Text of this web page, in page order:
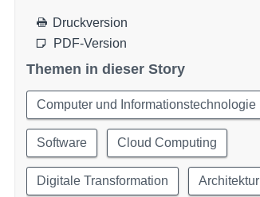
Druckversion
PDF-Version
Themen in dieser Story
Computer und Informationstechnologie
Software Cloud Computing
Digitale Transformation Architektur